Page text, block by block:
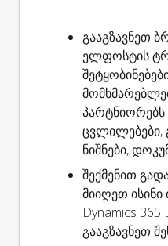
გააგზავნეთ
ელფოსტის
პარტნიორებს
ცვლილებები,
ნიშნები,
შექმენით
მიიღეთ
Dynamics 365
გააგზავნეთ